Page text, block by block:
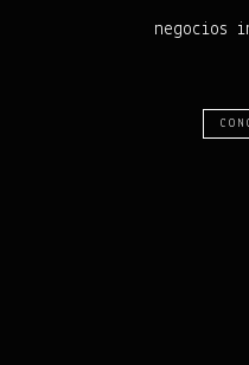
negocios